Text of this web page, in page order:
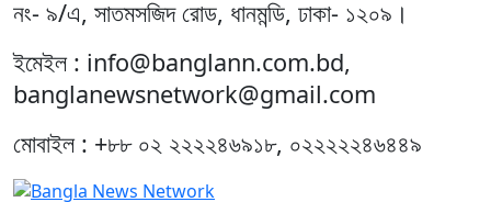
নং- ৯/এ, সাতমসজিদ রোড, ধানমন্ডি, ঢাকা- ১২০৯।
ইমেইল : info@banglann.com.bd,
banglanewsnetwork@gmail.com
মোবাইল : +৮৮ ০২ ২২২২৪৬৯১৮, ০২২২২২৪৬৪৪৯